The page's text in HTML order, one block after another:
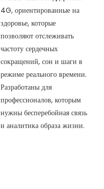
4G, ориентированные на
здоровье, которые
позволяют отслеживать
частоту сердечных
сокращений, сон и шаги в
режиме реального времени.
Разработаны для
профессионалов, которым
нужны бесперебойная связь
и аналитика образа жизни.